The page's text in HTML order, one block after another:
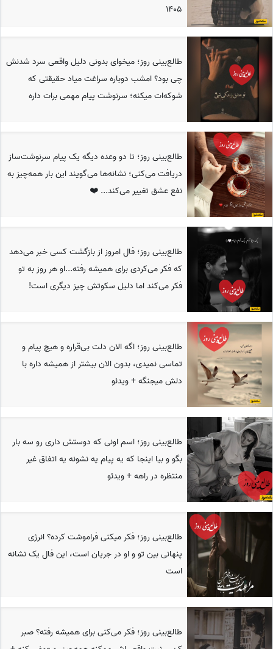
1405
طالع‌بینی روز؛ میخوای بدونی دلیل واقعی سرد شدنش
چی بود؟ امشب دوباره سراغت میاد حقیقتی که
شوکه‌ات میکنه؛ سرنوشت پیام مهمی برات داره
طالع‌بینی روز؛ تا دو وعده دیگه یک پیام سرنوشت‌ساز
دریافت می‌کنی؛ نشانه‌ها می‌گویند این بار همه‌چیز به
نفع عشق تغییر می‌کند... ❤️
طالع‌بینی روز؛ فال امروز از بازگشت کسی خبر می‌دهد
که فکر می‌کردی برای همیشه رفته...او هر روز به تو
فکر می‌کند اما دلیل سکوتش چیز دیگری است!
طالع‌بینی روز؛ اگه الان دلت بی‌قراره و هیچ پیام و
تماسی نمیدی، بدون الان بیشتر از همیشه داره با
دلش میجنگه + ویدئو
طالع‌بینی روز؛ اسم اونی که دوستش داری رو سه بار
بگو و بیا اینجا که یه پیام یه نشونه یه اتفاق غیر
منتظره در راهه + ویدئو
طالع‌بینی روز؛ فکر میکنی فراموشت کرده؟ انرژی
پنهانی بین تو و او در جریان است، این فال یک نشانه
است
طالع‌بینی روز؛ فکر می‌کنی برای همیشه رفته؟ صبر